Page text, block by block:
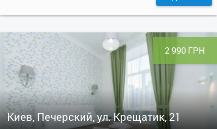
2 990 ГРН
Киев, Печерский, ул. Крещатик, 21